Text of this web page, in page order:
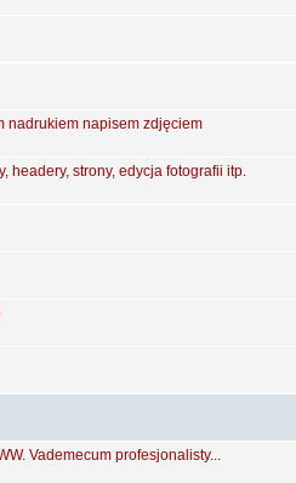
nadrukiem napisem zdjęciem
headery, strony, edycja fotografii itp.
Vademecum profesjonalisty...